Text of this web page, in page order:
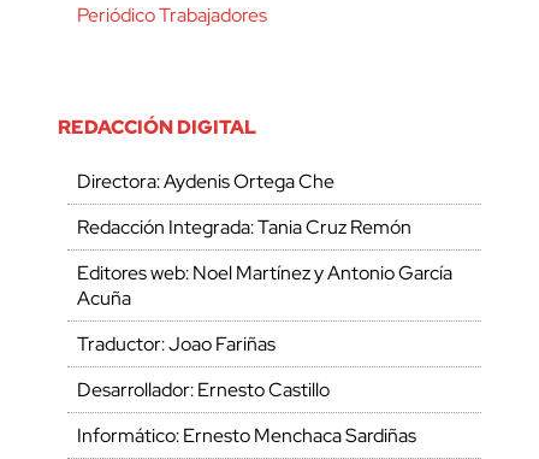
Periódico Trabajadores
REDACCIÓN DIGITAL
Directora: Aydenis Ortega Che
Redacción Integrada: Tania Cruz Remón
Editores web: Noel Martínez y Antonio García
Acuña
Traductor: Joao Fariñas
Desarrollador: Ernesto Castillo
Informático: Ernesto Menchaca Sardiñas